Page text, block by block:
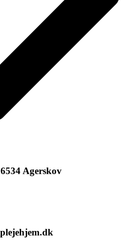
Agerskov